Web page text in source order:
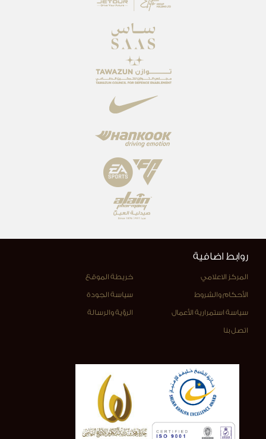
روابط اضافية
المركز الاعلامي خريطة الموقع
الأحكام والشروط سياسة الجودة
سياسة استمرارية الأعمال الرؤية والرسالة
اتصل بنا